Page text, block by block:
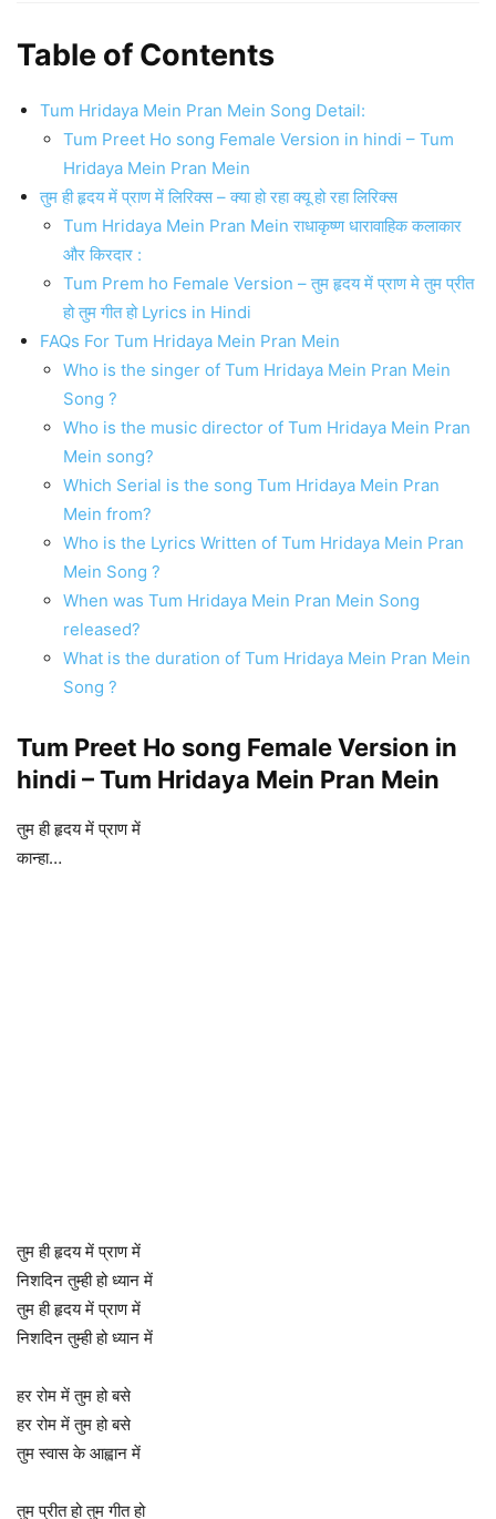
Table of Contents
Tum Hridaya Mein Pran Mein Song Detail:
Tum Preet Ho song Female Version in hindi – Tum
Hridaya Mein Pran Mein
तुम ही हृदय में प्राण में लिरिक्स – क्या हो रहा क्यू हो रहा लिरिक्स
Tum Hridaya Mein Pran Mein राधाकृष्ण धारावाहिक कलाकार
और किरदार :
Tum Prem ho Female Version – तुम हृदय में प्राण मे तुम प्रीत
हो तुम गीत हो Lyrics in Hindi
FAQs For Tum Hridaya Mein Pran Mein
Who is the singer of Tum Hridaya Mein Pran Mein
Song ?
Who is the music director of Tum Hridaya Mein Pran
Mein song?
Which Serial is the song Tum Hridaya Mein Pran
Mein from?
Who is the Lyrics Written of Tum Hridaya Mein Pran
Mein Song ?
When was Tum Hridaya Mein Pran Mein Song
released?
What is the duration of Tum Hridaya Mein Pran Mein
Song ?
Tum Preet Ho song Female Version in
hindi – Tum Hridaya Mein Pran Mein
तुम ही हृदय में प्राण में
कान्हा…
तुम ही हृदय में प्राण में
निशदिन तुम्ही हो ध्यान में
तुम ही हृदय में प्राण में
निशदिन तुम्ही हो ध्यान में
हर रोम में तुम हो बसे
हर रोम में तुम हो बसे
तुम स्वास के आह्वान में
तुम प्रीत हो तुम गीत हो